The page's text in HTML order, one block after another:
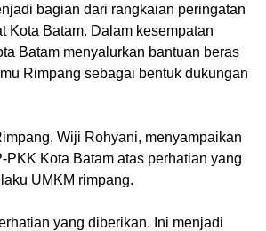
bagian dari rangkaian peringatan
Kota Batam. Dalam kesempatan
Batam menyalurkan bantuan beras
Rimpang sebagai bentuk dukungan
Wiji Rohyani, menyampaikan
PKK Kota Batam atas perhatian yang
UMKM rimpang.
yang diberikan. Ini menjadi